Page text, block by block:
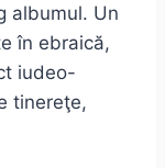
albumul. Un
în ebraică,
iudeo-
tinereţe,